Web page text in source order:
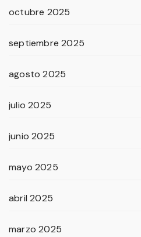
octubre 2025
septiembre 2025
agosto 2025
julio 2025
junio 2025
mayo 2025
abril 2025
marzo 2025